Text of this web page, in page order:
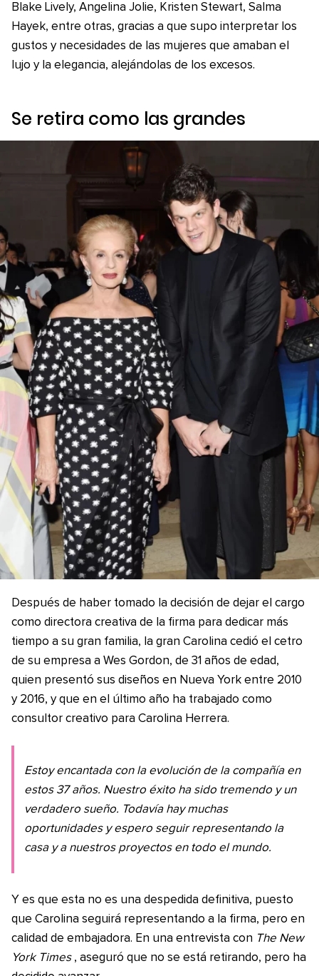
Blake Lively, Angelina Jolie, Kristen Stewart, Salma
Hayek, entre otras, gracias a que supo interpretar los
gustos y necesidades de las mujeres que amaban el
lujo y la elegancia, alejándolas de los excesos.
Se retira como las grandes
Después de haber tomado la decisión de dejar el cargo
como directora creativa de la firma para dedicar más
tiempo a su gran familia, la gran Carolina cedió el cetro
de su empresa a Wes Gordon, de 31 años de edad,
quien presentó sus diseños en Nueva York entre 2010
y 2016, y que en el último año ha trabajado como
consultor creativo para Carolina Herrera.
Estoy encantada con la evolución de la compañía en
estos 37 años. Nuestro éxito ha sido tremendo y un
verdadero sueño. Todavía hay muchas
oportunidades y espero seguir representando la
casa y a nuestros proyectos en todo el mundo.
Y es que esta no es una despedida definitiva, puesto
que Carolina seguirá representando a la firma, pero en
calidad de embajadora. En una entrevista con The New
York Times , aseguró que no se está retirando, pero ha